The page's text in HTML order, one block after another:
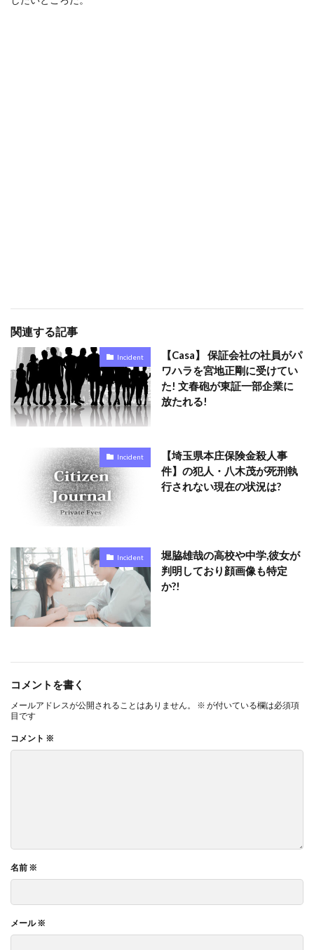
関連する記事
Incident
【Casa】 保証会社の社員がパ
ワハラを宮地正剛に受けてい
た! 文春砲が東証一部企業に
放たれる!
Incident
【埼玉県本庄保険金殺人事
件】の犯人・八木茂が死刑執
行されない現在の状況は?
Incident
堀脇雄哉の高校や中学,彼女が
判明しており顔画像も特定
か?!
コメントを書く
メールアドレスが公開されることはありません。 ※ が付いている欄は必須項
目です
コメント ※
名前 ※
メール※